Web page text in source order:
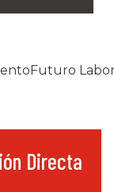
Futuro
Directa